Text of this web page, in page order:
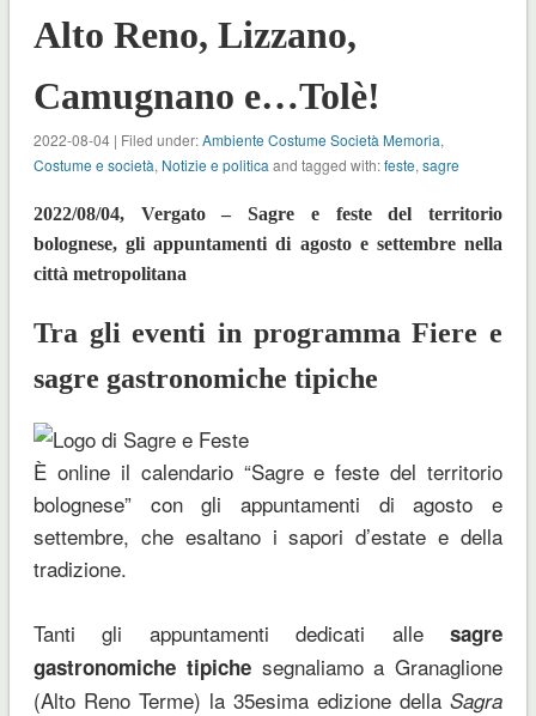
Alto Reno, Lizzano,
Camugnano e…Tolè!
2022-08-04 | Filed under:Ambiente Costume Società Memoria,
Costume e società, Notizie e politica and tagged with:feste, sagre
2022/08/04, Vergato – Sagre e feste del territorio
bolognese, gli appuntamenti di agosto e settembre nella
città metropolitana
Tra gli eventi in programma Fiere e
sagre gastronomiche tipiche
È online il calendario “Sagre e feste del territorio
bolognese” con gli appuntamenti di agosto e
settembre, che esaltano i sapori d’estate e della
tradizione.
Tanti gli appuntamenti dedicati allesagre
gastronomiche tipichesegnaliamo a Granaglione
(Alto Reno Terme) la 35esima edizione dellaSagra